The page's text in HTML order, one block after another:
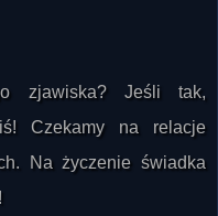
zjawiska? Jeśli tak,
Czekamy na relacje
Na życzenie świadka